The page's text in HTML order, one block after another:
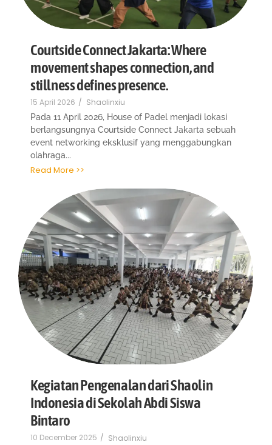
Courtside Connect Jakarta: Where
movement shapes connection, and
stillness defines presence.
15 April 2026 / Shaolinxiu
Pada 11 April 2026, House of Padel menjadi lokasi
berlangsungnya Courtside Connect Jakarta sebuah
event networking eksklusif yang menggabungkan
olahraga...
Read More >>
Kegiatan Pengenalan dari Shaolin
Indonesia di Sekolah Abdi Siswa
Bintaro
10 December 2025 / Shaolinxiu